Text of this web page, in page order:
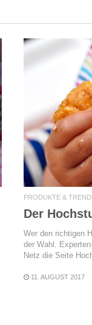
PRODUKTE &
Der
Wer den richtigen
der Wahl.
Netz die Seite
11. AUGUST 2017